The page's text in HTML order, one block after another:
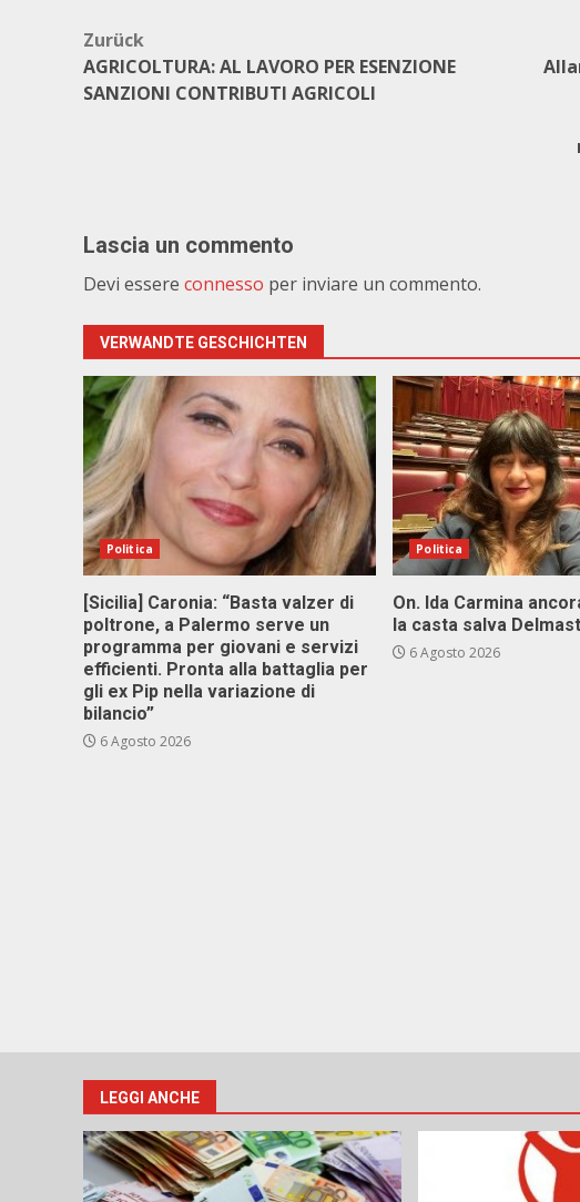
Beitragsnavigation
Zurück
AGRICOLTURA: AL LAVORO PER ESENZIONE
SANZIONI CONTRIBUTI AGRICOLI
Lascia un commento
Devi essere connesso per inviare un commento.
VERWANDTE GESCHICHTEN
Politica
[Sicilia] Caronia: “Basta valzer di
poltrone, a Palermo serve un
programma per giovani e servizi
efficienti. Pronta alla battaglia per
gli ex Pip nella variazione di
bilancio”
6 Agosto 2026
Politica
On. Ida Carmina
la casta salva
6 Agosto 2026
LEGGI ANCHE